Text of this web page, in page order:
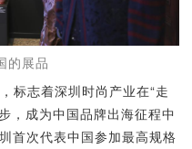
的展品
标志着深圳时尚产业在“走
，成为中国品牌出海征程中
首次代表中国参加最高规格